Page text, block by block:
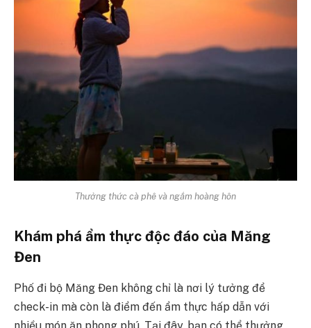
Thưởng thức cà phê và ngắm hoàng hôn
Khám phá ẩm thực độc đáo của Măng
Đen
Phố đi bộ Măng Đen không chỉ là nơi lý tưởng để
check-in mà còn là điểm đến ẩm thực hấp dẫn với
nhiều món ăn phong phú. Tại đây, bạn có thể thưởng